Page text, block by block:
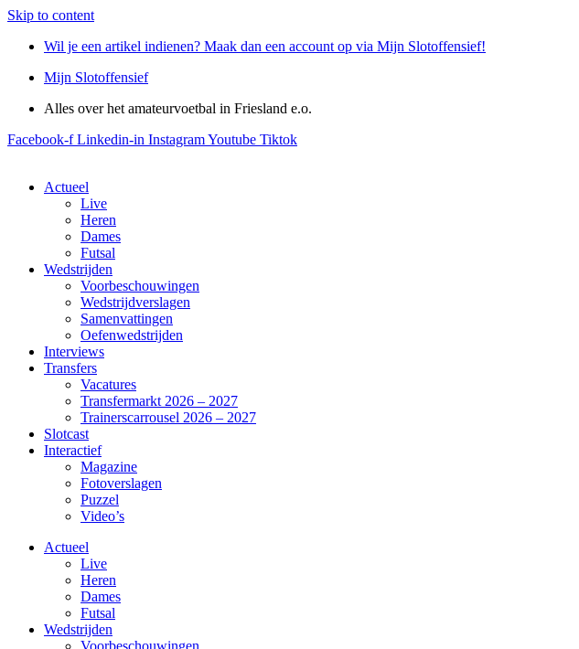
Skip to content
Wil je een artikel indienen? Maak dan een account op via Mijn Slotoffensief!
Mijn Slotoffensief
Alles over het amateurvoetbal in Friesland e.o.
Facebook-f Linkedin-in InstagramYoutube Tiktok
Actueel
Live
Heren
Dames
Futsal
Wedstrijden
Voorbeschouwingen
Wedstrijdverslagen
Samenvattingen
Oefenwedstrijden
Interviews
Transfers
Vacatures
Transfermarkt 2026 – 2027
Trainerscarrousel 2026 – 2027
Slotcast
Interactief
Magazine
Fotoverslagen
Puzzel
Video’s
Actueel
Live
Heren
Dames
Futsal
Wedstrijden
Voorbeschouwingen